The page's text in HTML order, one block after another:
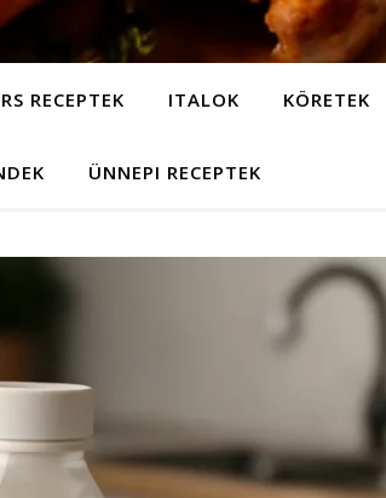
RECEPTEK ITALOK KÖRETEK
ÜNNEPI RECEPTEK